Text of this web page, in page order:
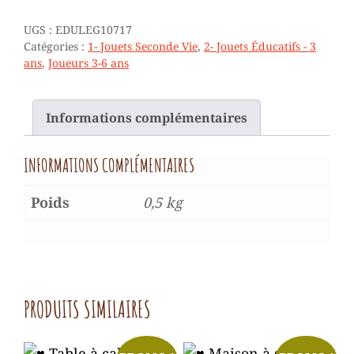
-
CHENILLE
-
ANS
UGS : EDULEG10717
Catégories : 1- Jouets Seconde Vie, 2- Jouets Éducatifs - 3
ans, Joueurs 3-6 ans
Informations complémentaires
INFORMATIONS COMPLÉMENTAIRES
Poids 0,5 kg
PRODUITS SIMILAIRES